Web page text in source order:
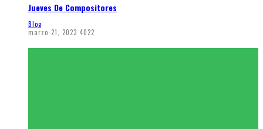
Jueves De Compositores
Blog
marzo 21, 2023 4022